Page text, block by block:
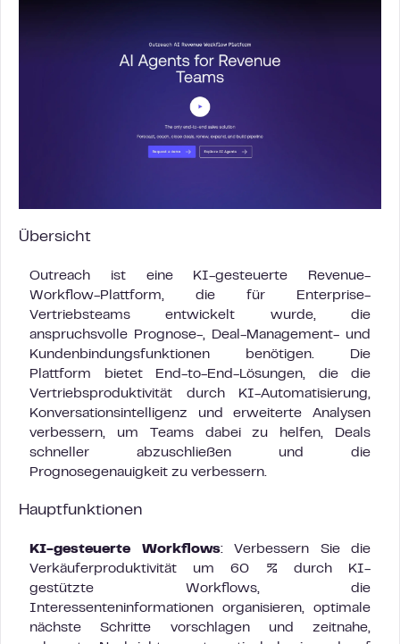
Übersicht
Outreach ist eine KI-gesteuerte Revenue-
Workflow-Plattform, die für Enterprise-
Vertriebsteams entwickelt wurde, die
anspruchsvolle Prognose-, Deal-Management- und
Kundenbindungsfunktionen benötigen. Die
Plattform bietet End-to-End-Lösungen, die die
Vertriebsproduktivität durch KI-Automatisierung,
Konversationsintelligenz und erweiterte Analysen
verbessern, um Teams dabei zu helfen, Deals
schneller abzuschließen und die
Prognosegenauigkeit zu verbessern.
Hauptfunktionen
KI-gesteuerte Workflows: Verbessern Sie die
Verkäuferproduktivität um 60 % durch KI-
gestützte Workflows, die
Interessenteninformationen organisieren, optimale
nächste Schritte vorschlagen und zeitnahe,